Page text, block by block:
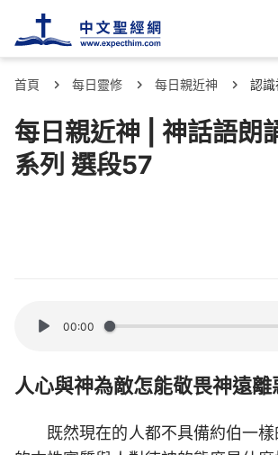
首頁 每日靈修 每日親近神 認識
每日親近神 | 神話語朗
系列 選段57
00:00
人心與神為敵怎能敬畏神遠離
既然現在的人都不具備約伯一